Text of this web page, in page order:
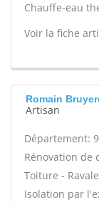
Chauffe-eau
Voir la fiche
Romain
Artisan
Département:
Rénovation de
Toiture -
Isolation par